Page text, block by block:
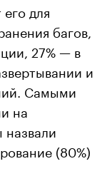
для
багов,
27% — в
и
Самыми
на
(80%)